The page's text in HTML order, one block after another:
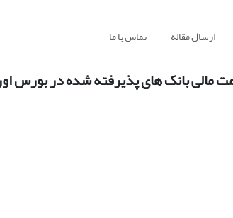
ارسال مقاله تماس با ما
مالی بانک های پذیرفته شده در بورس